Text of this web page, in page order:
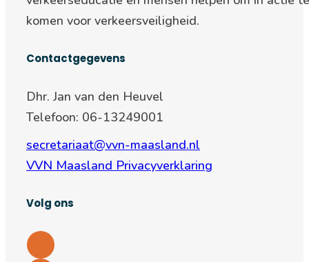
komen voor verkeersveiligheid.
Contactgegevens
Dhr. Jan van den Heuvel
Telefoon: 06-13249001
secretariaat@vvn-maasland.nl
VVN Maasland Privacyverklaring
Volg ons